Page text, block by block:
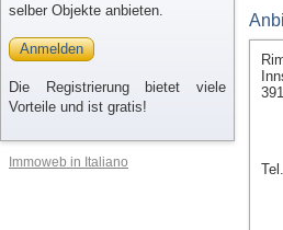
selber Objekte anbieten.
Anmelden
Die Registrierung bietet viele
Vorteile und ist gratis!
Immoweb in Italiano Tel.